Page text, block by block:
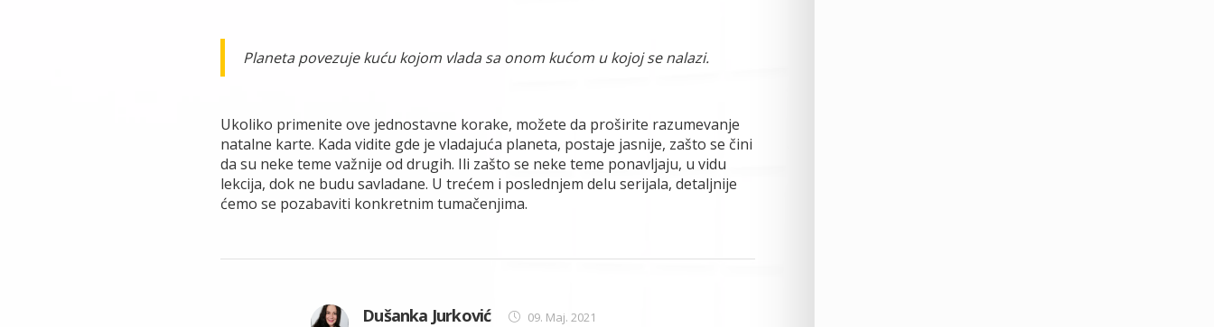
Planeta povezuje kuću kojom vlada sa onom kućom u kojoj se nalazi.
Ukoliko primenite ove jednostavne korake, možete da proširite razumevanje
natalne karte. Kada vidite gde je vladajuća planeta, postaje jasnije, zašto se čini
da su neke teme važnije od drugih. Ili zašto se neke teme ponavljaju, u vidu
lekcija, dok ne budu savladane. U trećem i poslednjem delu serijala, detaljnije
ćemo se pozabaviti konkretnim tumačenjima.
Dušanka Jurković 09. Maj. 2021